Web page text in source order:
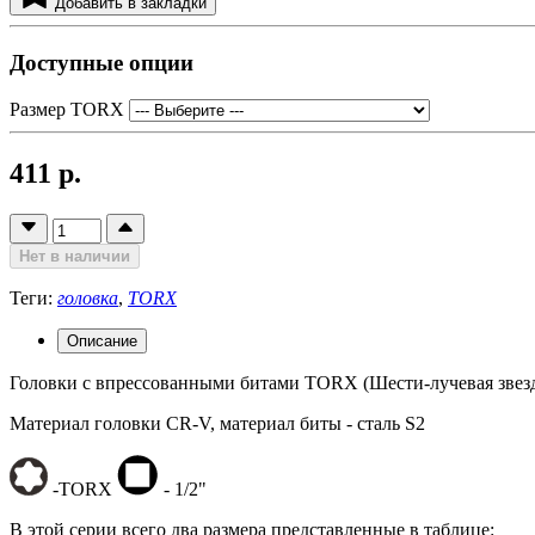
Доступные опции
Размер TORX
411 р.
Нет в наличии
Теги: головка, TORX
Описание
Головки с впрессованными битами TORX (Шести-лучевая
Материал головки CR-V, материал биты - сталь S2
-TORX
- 1/2"
В этой серии всего два размера представленные в таблице: